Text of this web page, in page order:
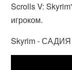
Scrolls V:
игроком.
Skyrim - САДИЯ